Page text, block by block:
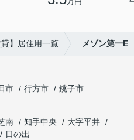
】居住用一覧 メゾン第一E
市 行方市
銚子市
南 知手中央
大字平井
日の出